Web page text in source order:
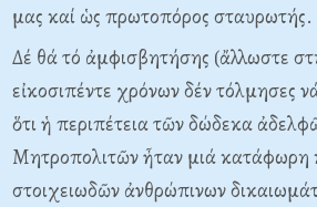
μας καί ὡς πρωτοπόρος σταυρωτής.
Δέ θά τό ἀμφισβητήσης (ἄλλωστε
εἰκοσιπέντε χρόνων δέν τόλμησες
ὅτι ἡ περιπέτεια τῶν δώδεκα
Mητροπολιτῶν ἦταν μιά κατάφωρη
στοιχειωδῶν ἀνθρώπινων